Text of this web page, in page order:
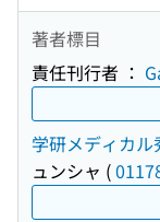
著者標目
責任刊行者 ：
学研メディカル
ュンシャ (